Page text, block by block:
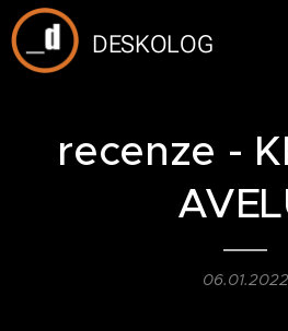
DESKOLOG
recenze -
06.01.2022